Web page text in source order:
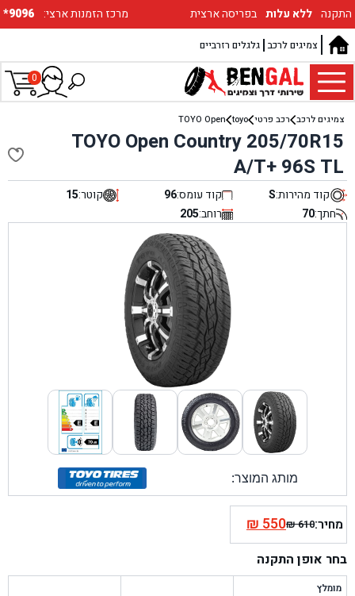
*9096 :מרכז הזמנות ארצי התקנה ללא עלות בפריסה ארצית
גלגלים רזרביים צמיגים לרכב
0
צמיגים לרכב רכב פרטי toyo
TOYO Open
TOYO Open Country 205/70R15
A/T+ 96S TL
קוד מהירות:S קוד עומס:96 קוטר:15
חתך:70 רוחב:205
מותג המוצר:
מחיר: ₪610
המחיר
המקורי
היה:
₪550המחיר
הנוכחי
הוא:
בחר אופן התקנה
מומלץ